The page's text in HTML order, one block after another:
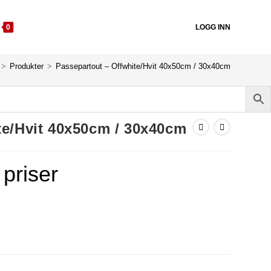
LOGG INN
0
> Produkter > Passepartout – Offwhite/Hvit 40x50cm / 30x40cm
Hvit 40x50cm / 30x40cm